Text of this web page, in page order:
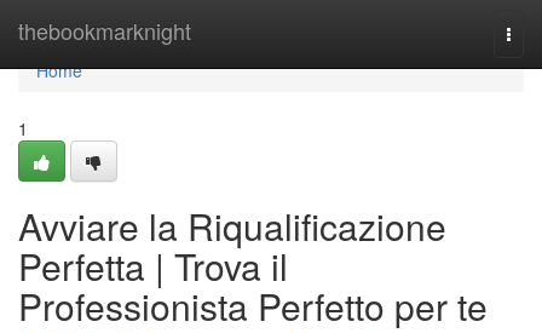
thebookmarknight
Home
Home
1
Avviare la Riqualificazione
Perfetta | Trova il
Professionista Perfetto per te